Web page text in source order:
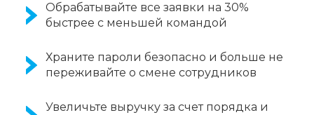
Обрабатывайте все заявки на 30%
быстрее с меньшей командой
Храните пароли безопасно и больше не
переживайте о смене сотрудников
Увеличьте выручку за счет порядка и